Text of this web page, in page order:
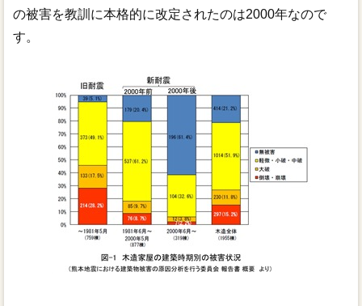
の被害を教訓に本格的に改定されたのは2000年なので
す。